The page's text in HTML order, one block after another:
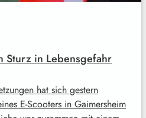
Sturz in Lebensgefahr
hat sich gestern
E-Scooters in Gaimersheim